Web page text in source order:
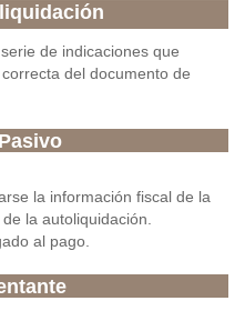
de indicaciones que
del documento de
la información fiscal de la
la autoliquidación.
al pago.